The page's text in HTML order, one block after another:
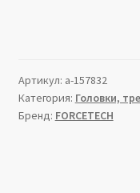
Артикул: a-157832
Категория: Головки,
Бренд: FORCETECH